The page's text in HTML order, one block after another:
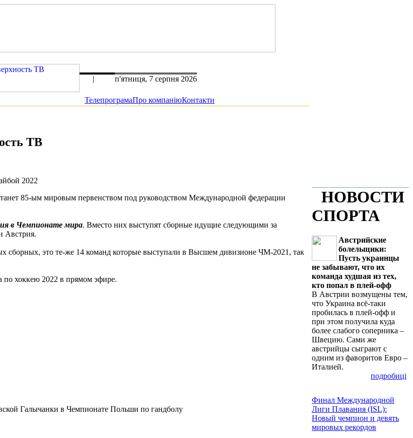
| п'ятниця, 7 серпня 2026
ТелепрограмаПро компаніюКонтакти
ТВ
2022
85-ым мировым первенством под руководством Международной федерации
в Чемпионате мира. Вместо них выступят сборные идущие следующими за
Австрия.
сборных, это те-же 14 команд которые выступали в Высшем дивизионе ЧМ-2021, так
хоккею 2022 в прямом эфире.
Галычанки в Чемпионате Польши по гандболу
НОВОСТИ
СПОРТА
Австрийские
болельщики:
Пусть украинцы
не забывают, что их
команда худшая из тех,
кто попал в плей-офф
В Австрии возмущены тем,
что Украина всё-таки
пробилась в плей-офф и
при этом получила куда
более слабого соперника –
Швецию. Сами же
австрийцы сыграют с
одним из фаворитов Евро –
Италией.
подробиці
Финал Международной
Лиги Плавания (ISL):
Новый чемпион и девять
мировых рекордов